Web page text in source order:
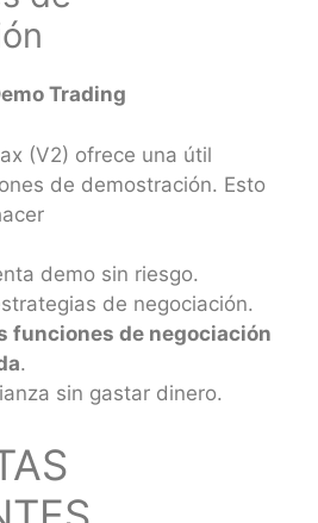
Trading
(V2) ofrece una útil
de demostración. Esto
demo sin riesgo.
de negociación.
funciones de negociación
.
sin gastar dinero.